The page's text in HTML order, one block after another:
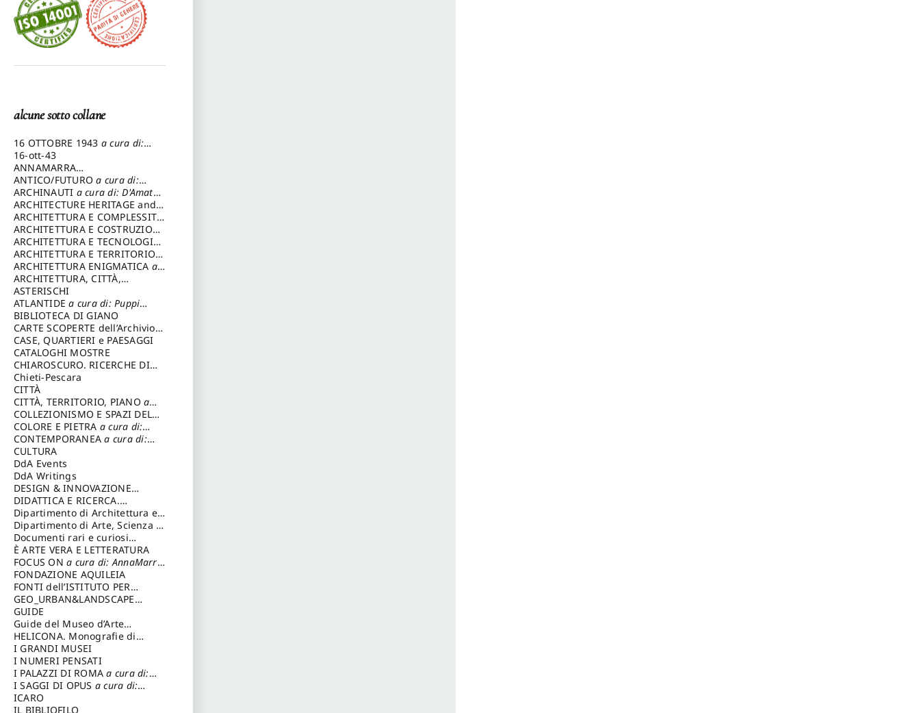
alcune sotto collane
16 OTTOBRE 1943 a cura di:
Pezzetti Marcello
16-ott-43
ANNAMARRA
CONTEMPORANEA
ANTICO/FUTUROa cura di:
Varagnoli Claudio
ARCHINAUTI a cura di: D'Amato
Claudio
ARCHITECTURE HERITAGE and
DESIGN
ARCHITETTURA E COMPLESSITÀ
a cura di: Piva Antonio
ARCHITETTURA E COSTRUZIONE
a cura di: Poretti Sergio
ARCHITETTURA E TECNOLOGIA
a cura di: Carrara Gianfranco
ARCHITETTURA E TERRITORIOa
cura di: Pietrogrande Enrico
ARCHITETTURA ENIGMATICA a
cura di: Lenci Ruggero
ARCHITETTURA, CITTÀ,
MEMORIAa cura di: Valeriani
Enrico
ASTERISCHI
ATLANTIDEa cura di: Puppi
Lionello
BIBLIOTECA DI GIANO
CARTE SCOPERTE dell’Archivio
Storico Capitolino
CASE, QUARTIERI e PAESAGGI
CATALOGHI MOSTRE
CHIAROSCURO. RICERCHE DI
STORIA E STORIA DELL'ARTE
cura di: Di Carpegna Falconieri
Tommaso
Chieti-Pescara
CITTÀ
CITTÀ, TERRITORIO, PIANO a
cura di: Imbesi Giuseppe
COLLEZIONISMO E SPAZI DEL
COLLEZIONISMO a cura di:
Magnani Lauro
COLORE E PIETRA a cura di:
Selvaggi Giuseppe
CONTEMPORANEAa cura di:
Gubinelli Luna
CULTURA
DdA Events
DdA Writings
DESIGN & INNOVAZIONE
TECNOLOGICAa cura di:
Vallicelli Andrea
DIDATTICA E RICERCA.
Quaderni della Scuola
Dipartimento di Architettura e
Analisi della Città Mediterranea
Dipartimento di Arte, Scienza e
Tecnica del Costuire
Documenti rari e curiosi
dall'Archivio Segreto
È ARTE VERA E LETTERATURA
FOCUS ONa cura di: AnnaMarra
Contemporanea
FONDAZIONE AQUILEIA
FONTI dell’ISTITUTO PER
STORIA DEL RISORGIMENTO
GEO_URBAN&LANDSCAPE
PLANNING (GULP)
Trusiani Elio
GUIDE
Guide del Museo d’Arte
Orientale “Giuseppe Tucci”
HELICONA. Monografie di
Storia dell'Artea cura di: Gallo
Marco
I GRANDI MUSEI
I NUMERI PENSATI
I PALAZZI DI ROMAa cura di:
Ippoliti Alessandro
I SAGGI DI OPUS a cura di:
Scalesse Tommaso
ICARO
IL BIBLIOFILO